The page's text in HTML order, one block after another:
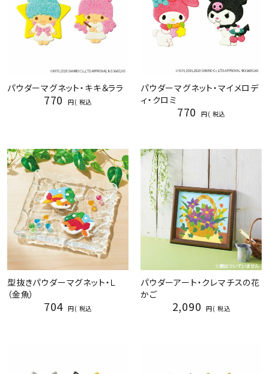
パウダーマグネット・キキ＆ララ
770 税込
パウダーマグネット・マイメロデ
ィ・クロミ
770 税込
型抜きパウダーマグネット・Ｌ
（金魚）
704 税込
パウダーアート・クレマチスの花
かご
2,090 税込